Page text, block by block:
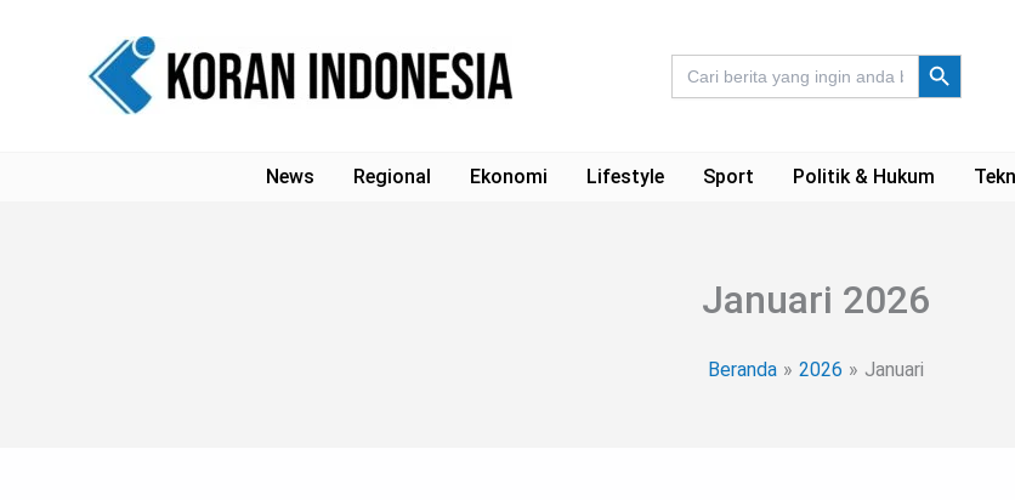
Search
for:
Search Button
News Regional Ekonomi Lifestyle Sport Politik & Hukum
Januari 2026
Beranda 2026 Januari